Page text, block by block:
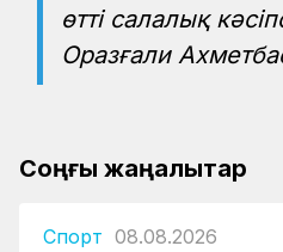
өтті салалық
Оразғали
Соңғы жаңалықтар
Спорт 08.08.2026